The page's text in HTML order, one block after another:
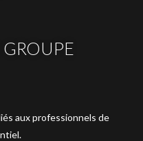
aux professionnels de